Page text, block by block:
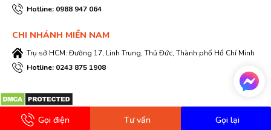
Hotline: 0988 947 064
CHI NHÁNH MIỀN NAM
Trụ sở HCM: Đường 17, Linh Trung, Thủ Đức, Thành phố Hồ Chí Minh
Hotline: 0243 875 1908
Gọi điện Tư vấn Gọi lại